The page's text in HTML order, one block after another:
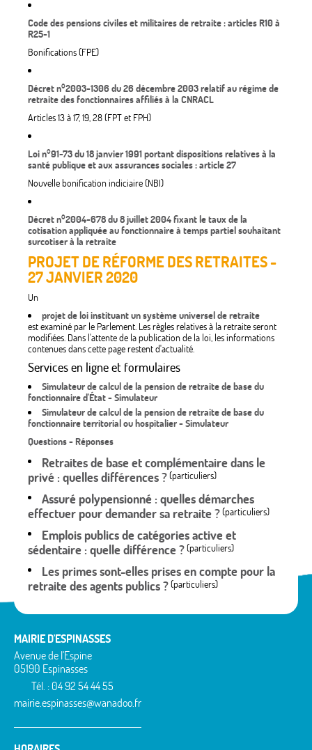
Code des pensions civiles et militaires de retraite : articles R10 à
R25-1
Bonifications (FPE)
Décret n°2003-1306 du 26 décembre 2003 relatif au régime de
retraite des fonctionnaires affiliés à la CNRACL
Articles 13 à 17, 19, 28 (FPT et FPH)
Loi n°91-73 du 18 janvier 1991 portant dispositions relatives à la
santé publique et aux assurances sociales : article 27
Nouvelle bonification indiciaire (NBI)
Décret n°2004-678 du 8 juillet 2004 fixant le taux de la
cotisation appliquée au fonctionnaire à temps partiel souhaitant
surcotiser à la retraite
PROJET DE RÉFORME DES RETRAITES -
27 JANVIER 2020
Un
projet de loi instituant un système universel de retraite
est examiné par le Parlement. Les règles relatives à la retraite seront
modifiées. Dans l'attente de la publication de la loi, les informations
contenues dans cette page restent d'actualité.
Services en ligne et formulaires
Simulateur de calcul de la pension de retraite de base du
fonctionnaire d'État - Simulateur
Simulateur de calcul de la pension de retraite de base du
fonctionnaire territorial ou hospitalier - Simulateur
Questions - Réponses
Retraites de base et complémentaire dans le
privé : quelles différences ?(particuliers)
Assuré polypensionné : quelles démarches
effectuer pour demander sa retraite ?(particuliers)
Emplois publics de catégories active et
sédentaire : quelle différence ?(particuliers)
Les primes sont-elles prises en compte pour la
retraite des agents publics ?(particuliers)
MAIRIE D'ESPINASSES
Avenue de l'Espine
05190 Espinasses
Tél. : 04 92 54 44 55
mairie.espinasses@wanadoo.fr